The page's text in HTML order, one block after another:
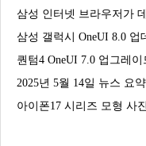
삼성 갤럭시 OneUI 8.0
퀀텀4 OneUI 7.0 업그레이
2025년 5월 14일 뉴스 요약
아이폰17 시리즈 모형 사